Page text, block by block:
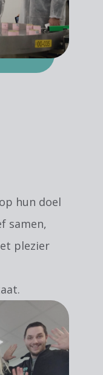
hun doel
samen,
plezier